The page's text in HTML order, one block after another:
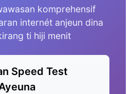
komprehensif
internét anjeun dina
ti hiji menit
Speed Test